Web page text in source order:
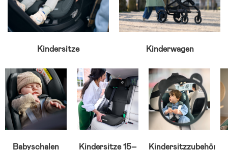
Kindersitze Kinderwagen
Babyschalen
Kindersitze 15–
Kindersitzzubehör